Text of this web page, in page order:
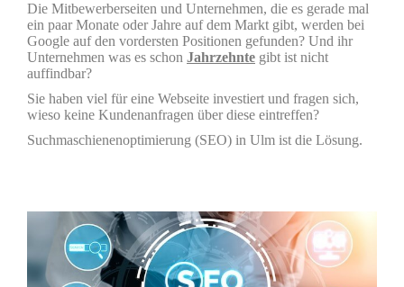
Die Mitbewerberseiten und Unternehmen, die es gerade mal
ein paar Monate oder Jahre auf dem Markt gibt, werden bei
Google auf den vordersten Positionen gefunden? Und ihr
Unternehmen was es schon Jahrzehnte gibt ist nicht
auffindbar?
Sie haben viel für eine Webseite investiert und fragen sich,
wieso keine Kundenanfragen über diese eintreffen?
Suchmaschienenoptimierung (SEO) in Ulm ist die Lösung.